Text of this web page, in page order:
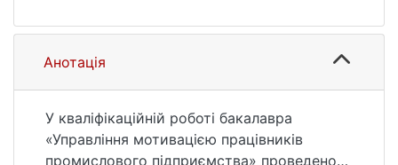
А. Оліх. Київ, 2025. 71 с. URL:
https://ir.library.knu.ua/handle/15071834/697
7 (дата звернення: 25.07.2026).
Анотація
У кваліфікаційній роботі бакалавра
«Управління мотивацією працівників
промислового підприємства» проведено